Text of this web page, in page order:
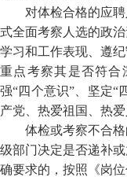
对体检合格的应
式全面考察人选的政
学习和工作表现、遵
重点考察其是否符合
强“四个意识”、坚定“
产党、热爱祖国、热爱
体检或考察不合
级部门决定是否递补
确要求的，按照《岗位